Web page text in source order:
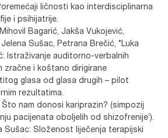
ličnosti kao interdisciplinarna
i psihijatrije.
Bagarić, Jakša Vukojević,
Sušac, Petrana Brečić, *Luka
Istraživanje auditorno-verbalnih
zračne i koštano dirigirane
glasa od glasa drugih – pilot
rezultatima.
nam donosi kariprazin? (simpozij
pacijenata oboljelih od shizofrenije’).
Sušac: Složenost liječenja terapijski